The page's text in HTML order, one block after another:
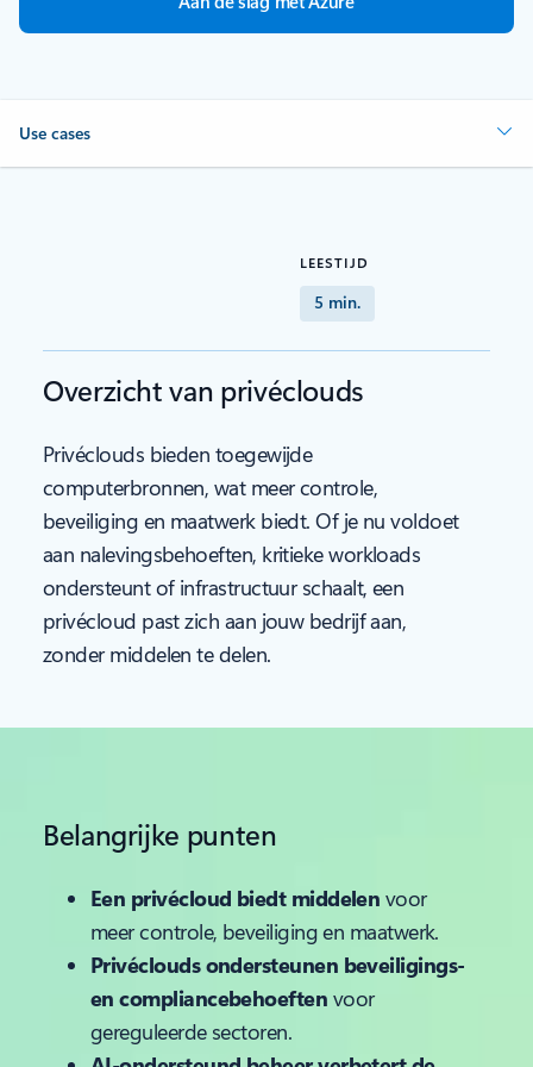
Use cases
LEESTIJD
5 min.
Overzicht van privéclouds
Privéclouds bieden toegewijde
computerbronnen, wat meer controle,
beveiliging en maatwerk biedt. Of je nu voldoet
aan nalevingsbehoeften, kritieke workloads
ondersteunt of infrastructuur schaalt, een
privécloud past zich aan jouw bedrijf aan,
zonder middelen te delen.
Belangrijke punten
Een privécloud biedt middelen voor
meer controle, beveiliging en maatwerk.
Privéclouds ondersteunen beveiligings-
en compliancebehoeften voor
gereguleerde sectoren.